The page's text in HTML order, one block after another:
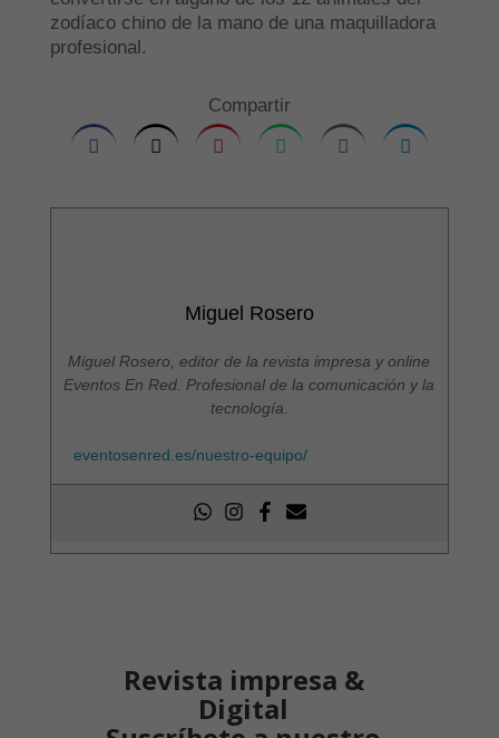
zodíaco chino de la mano de una maquilladora
profesional.
Compartir
Miguel Rosero
Miguel Rosero, editor de la revista impresa y online
Eventos En Red. Profesional de la comunicación y la
tecnología.
eventosenred.es/nuestro-equipo/
Revista impresa &
Digital